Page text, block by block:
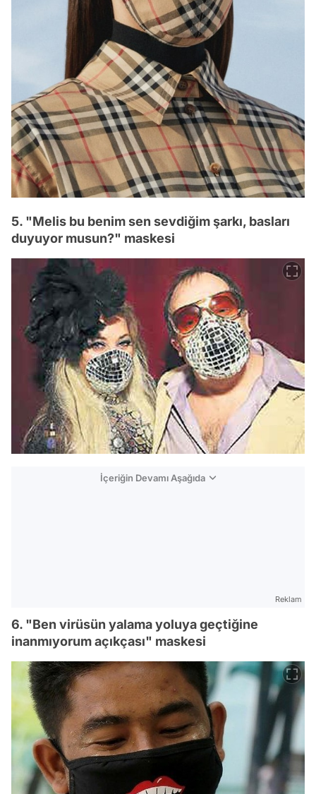
5. "Melis bu benim sen sevdiğim şarkı, basları
duyuyor musun?" maskesi
İçeriğin Devamı Aşağıda
Reklam
6. "Ben virüsün yalama yoluya geçtiğine
inanmıyorum açıkçası" maskesi